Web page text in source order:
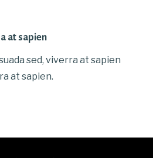
at sapien
sed, viverra at sapien
at sapien.